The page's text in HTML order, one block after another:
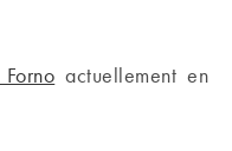
actuellement en